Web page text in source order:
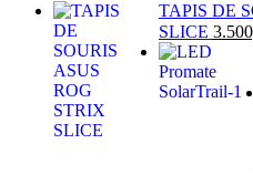
TAPIS DE
SLICE